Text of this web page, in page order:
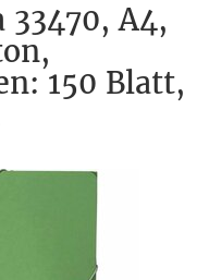
33470, A4,
150 Blatt,